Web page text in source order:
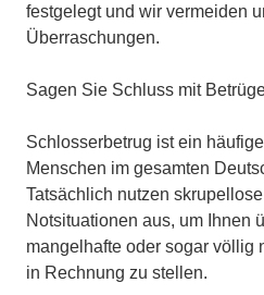
festgelegt und wir vermeiden
Überraschungen.
Sagen Sie Schluss mit
Schlosserbetrug ist ein
Menschen im gesamten
Tatsächlich nutzen
Notsituationen aus, um Ihnen
mangelhafte oder sogar völlig
in Rechnung zu stellen.